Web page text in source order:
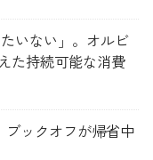
いない」。オルビ
た持続可能な消費
ックオフが帰省中